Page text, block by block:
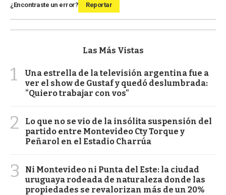
¿Encontraste un error? Reportar
Las Más Vistas
1
Una estrella de la televisión argentina fue a
ver el show de Gustaf y quedó deslumbrada:
"Quiero trabajar con vos"
2
Lo que no se vio de la insólita suspensión del
partido entre Montevideo Cty Torque y
Peñarol en el Estadio Charrúa
3
Ni Montevideo ni Punta del Este: la ciudad
uruguaya rodeada de naturaleza donde las
propiedades se revalorizan más de un 20%